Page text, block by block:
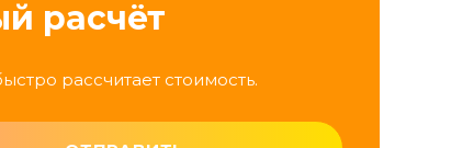
расчёт
рассчитает стоимость.